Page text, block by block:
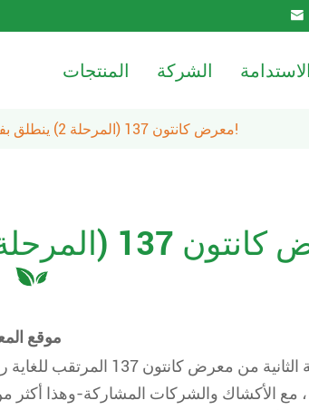

المنتجات الشركة الاستدامة
معرض كانتون 137 (المرحلة 2) ينطلق بفرص مثيرة!
موقع
تم افتتاح المرحلة
، مع الأكشاك والشركات المشاركة-وهذا